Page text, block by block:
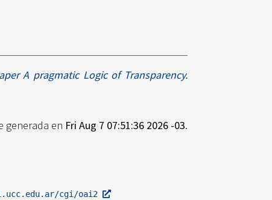
A pragmatic Logic of Transparency.
generada en Fri Aug 7 07:51:36 2026 -03.
cgi/oai2